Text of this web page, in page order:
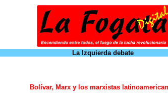
La Izquierda debate
Bolívar, Marx y los marxistas